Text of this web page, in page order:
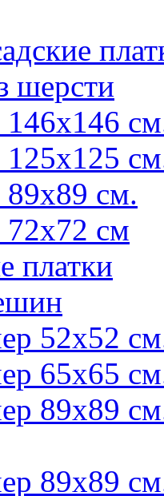
шерсти
146х146
125х125
89х89 см.
72x72 см
платки
52х52
65х65
89х89
89х89